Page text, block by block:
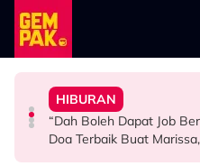
Skip to main content
HIBURAN
Bawa Anak Ke Klinik,
Doktor
HIBURAN
“Dah Boleh Dapat Job
Doa Terbaik Buat
SELEBRITI
Michelle Yeoh
Ini’ Di BIFF
BERITA
Kasihnya Ibu, Ikan
Anak Yang Sudah Mati